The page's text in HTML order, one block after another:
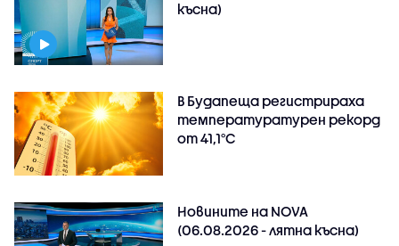
късна)
В Будапеща регистрираха
температуратурен рекорд
от 41,1°C
Новините на NOVA
(06.08.2026 - лятна късна)